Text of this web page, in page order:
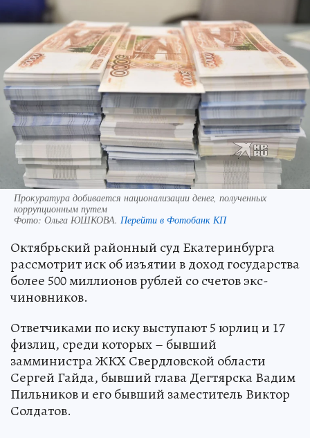
Прокуратура добивается национализации денег, полученных
коррупционным путем
Фото: Ольга ЮШКОВА. Перейти в Фотобанк КП
Октябрьский районный суд Екатеринбурга
рассмотрит иск об изъятии в доход государства
более 500 миллионов рублей со счетов экс-
чиновников.
Ответчиками по иску выступают 5 юрлиц и 17
физлиц, среди которых – бывший
замминистра ЖКХ Свердловской области
Сергей Гайда, бывший глава Дегтярска Вадим
Пильников и его бывший заместитель Виктор
Солдатов.